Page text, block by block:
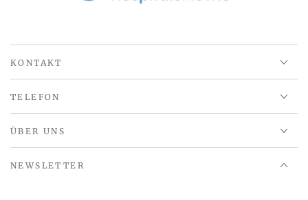
KONTAKT
TELEFON
ÜBER UNS
NEWSLETTER